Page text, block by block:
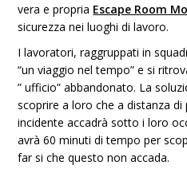
vera e propria Escape Room
sicurezza nei luoghi di lavoro.
I lavoratori, raggruppati in
“un viaggio nel tempo” e si
” ufficio” abbandonato. La
scoprire a loro che a distanza
incidente accadrà sotto i loro
avrà 60 minuti di tempo per
far si che questo non accada.